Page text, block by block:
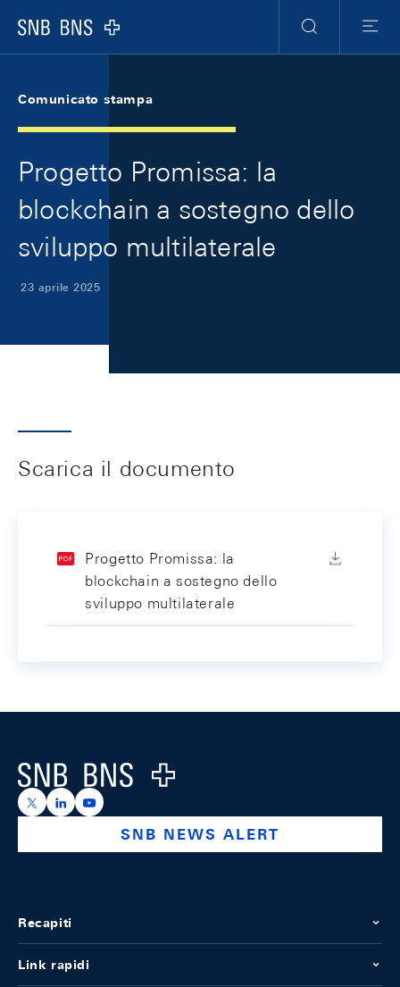
Logo
Ricerca
Menu
Comunicato stampa
Progetto Promissa: la
blockchain a sostegno dello
sviluppo multilaterale
23 aprile 2025
Scarica il documento
Progetto Promissa: la
blockchain a sostegno dello
sviluppo multilaterale
Logo
https://x.com/snb_bns
https://ch.linkedin.com/company/swiss-national-
https://www.youtube.com/@swissnationalbank
SNB NEWS ALERT
Recapiti
Link rapidi